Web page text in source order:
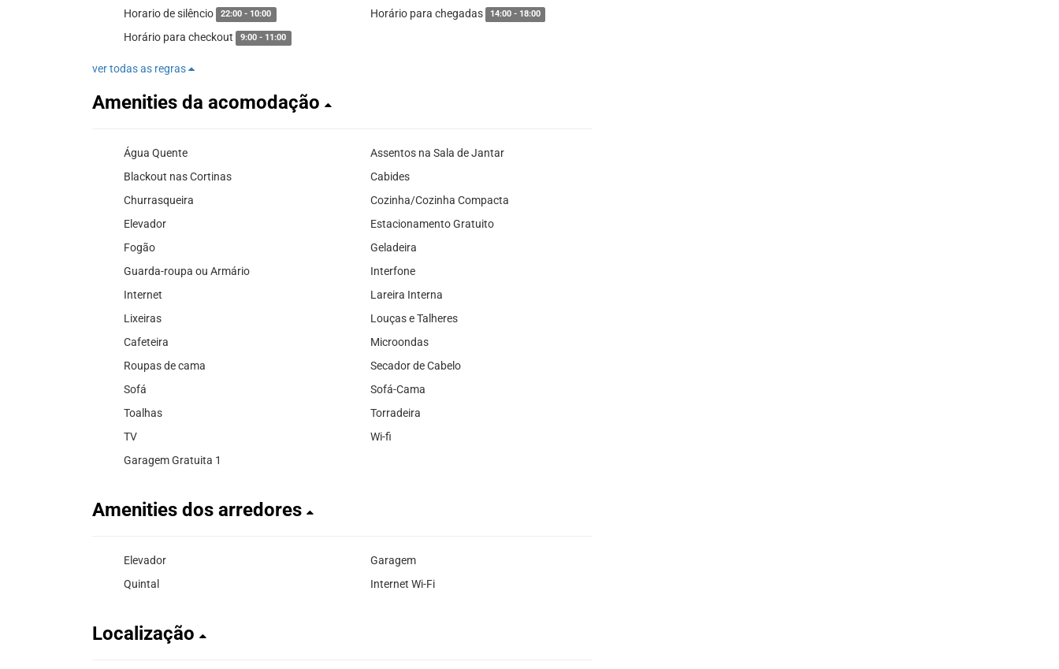
Horario de silêncio 22:00 - 10:00 Horário para chegadas 14:00 - 18:00
Horário para checkout 9:00 - 11:00
ver todas as regras
Amenities da acomodação
Água Quente
Assentos na Sala de Jantar
Blackout nas Cortinas
Cabides
Churrasqueira
Cozinha/Cozinha Compacta
Elevador
Estacionamento Gratuito
Fogão
Geladeira
Guarda-roupa ou Armário
Interfone
Internet
Lareira Interna
Lixeiras
Louças e Talheres
Cafeteira
Microondas
Roupas de cama
Secador de Cabelo
Sofá
Sofá-Cama
Toalhas
Torradeira
TV
Wi-fi
Garagem Gratuita 1
Amenities dos arredores
Elevador
Garagem
Quintal
Internet Wi-Fi
Localização